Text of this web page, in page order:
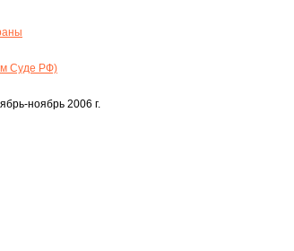
Суде РФ)
ноябрь 2006 г.